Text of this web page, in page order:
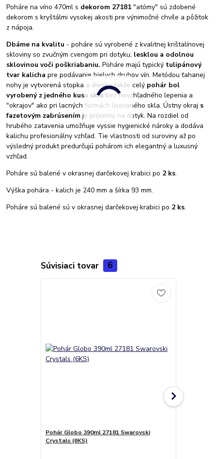
Poháre na víno 470ml s dekorom 27181 "atómy" sú zdobené
dekorom s kryštálmi vysokej akosti pre výnimočné chvíle a pôžitok
z nápoja.
Dbáme na kvalitu - poháre sú vyrobené z kvalitnej krištalínovej
skloviny so zvučným cvengom pri dotyku, lesklou a odolnou
sklovinou voči poškriabaniu. Poháre majú typický tulipánový
tvar kalicha pre podávanie bielych druhov vín. Metódou ťahanej
nohy je vytvorená stopka a dienko takže celý pohár bol
vyrobený z jedného kusu skla bez nevzhľadného lepenia a
"okrajov" ako pri lacných formách lisovaného skla. Ústny okraj s
fazetovým zabrúsením je príjemný na dotyk. Na rozdiel od
hrubého zatavenia umožňuje vyššie hygienické nároky a dodáva
kalichu profesionálny vzhľad. Tie vlastnosti od suroviny až po
výsledný produkt predurčujú pohárom ich elegantný a luxusný
vzhľad.
Poháre sú balené v okrasnej darčekovej krabici po 2 ks.
Výška pohára - kalich je 240 mm a šírka 93 mm.
Poháre sú balené sú v okrasnej darčekovej krabici po 2 ks.
Súvisiaci tovar 6
Pohár Globo 390ml 27181 Swarovski
Crystals (6KS)